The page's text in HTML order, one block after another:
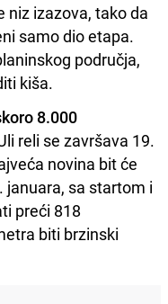
niz izazova, tako da
samo dio etapa.
područja,
kiša.
8.000
reli se završava 19.
novina bit će
januara, sa startom i
preći 818
biti brzinski